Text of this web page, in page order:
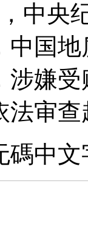
纪委
中国
涉嫌
法审查
无碼